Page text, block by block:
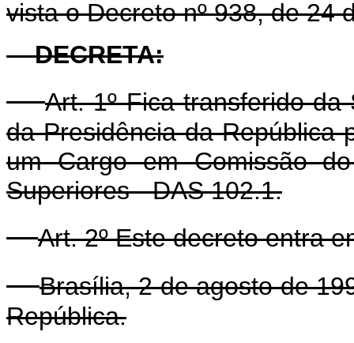
vista o Decreto nº 938, de 24
DECRETA:
Art. 1º Fica transferido
da Presidência da República
um Cargo em Comissão
Superiores - DAS 102.1.
Art. 2º Este decreto entra
Brasília, 2 de agosto de
República.